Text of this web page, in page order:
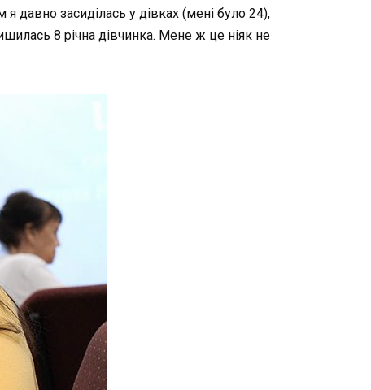
давно засиділась у дівках (мені було 24),
8 річна дівчинка. Мене ж це ніяк не